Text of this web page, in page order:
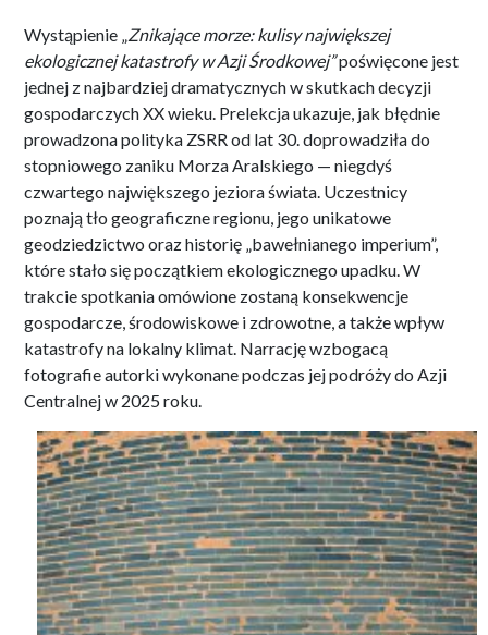
Wystąpienie „Znikające morze: kulisy największej
ekologicznej katastrofy w Azji Środkowej”poświęcone jest
jednej z najbardziej dramatycznych w skutkach decyzji
gospodarczych XX wieku. Prelekcja ukazuje, jak błędnie
prowadzona polityka ZSRR od lat 30. doprowadziła do
stopniowego zaniku Morza Aralskiego — niegdyś
czwartego największego jeziora świata. Uczestnicy
poznają tło geograficzne regionu, jego unikatowe
geodziedzictwo oraz historię „bawełnianego imperium”,
które stało się początkiem ekologicznego upadku. W
trakcie spotkania omówione zostaną konsekwencje
gospodarcze, środowiskowe i zdrowotne, a także wpływ
katastrofy na lokalny klimat. Narrację wzbogacą
fotografie autorki wykonane podczas jej podróży do Azji
Centralnej w 2025 roku.